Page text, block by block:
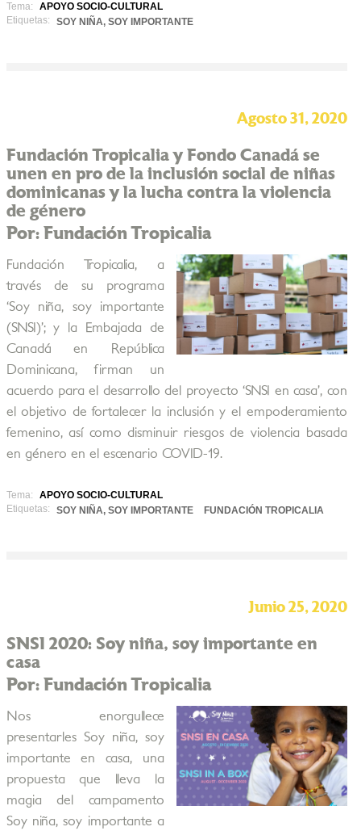
Tema:
APOYO SOCIO-CULTURAL
Etiquetas:
SOY NIÑA, SOY IMPORTANTE
Agosto 31, 2020
Fundación Tropicalia y Fondo Canadá se
unen en pro de la inclusión social de niñas
dominicanas y la lucha contra la violencia
de género
Por: Fundación Tropicalia
Fundación Tropicalia, a
través de su programa
‘Soy niña, soy importante
(SNSI)’; y la Embajada de
Canadá en República
Dominicana, firman un
acuerdo para el desarrollo del proyecto ‘SNSI en casa’, con
el objetivo de fortalecer la inclusión y el empoderamiento
femenino, así como disminuir riesgos de violencia basada
en género en el escenario COVID-19.
Tema:
APOYO SOCIO-CULTURAL
Etiquetas:
SOY NIÑA, SOY IMPORTANTE FUNDACIÓN TROPICALIA
Junio 25, 2020
SNSI 2020: Soy niña, soy importante en
casa
Por: Fundación Tropicalia
Nos enorgullece
presentarles Soy niña, soy
importante en casa, una
propuesta que lleva la
magia del campamento
Soy niña, soy importante a